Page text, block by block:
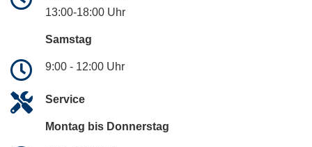
13:00-18:00 Uhr
Samstag
9:00 - 12:00 Uhr
Service
Montag bis Donnerstag